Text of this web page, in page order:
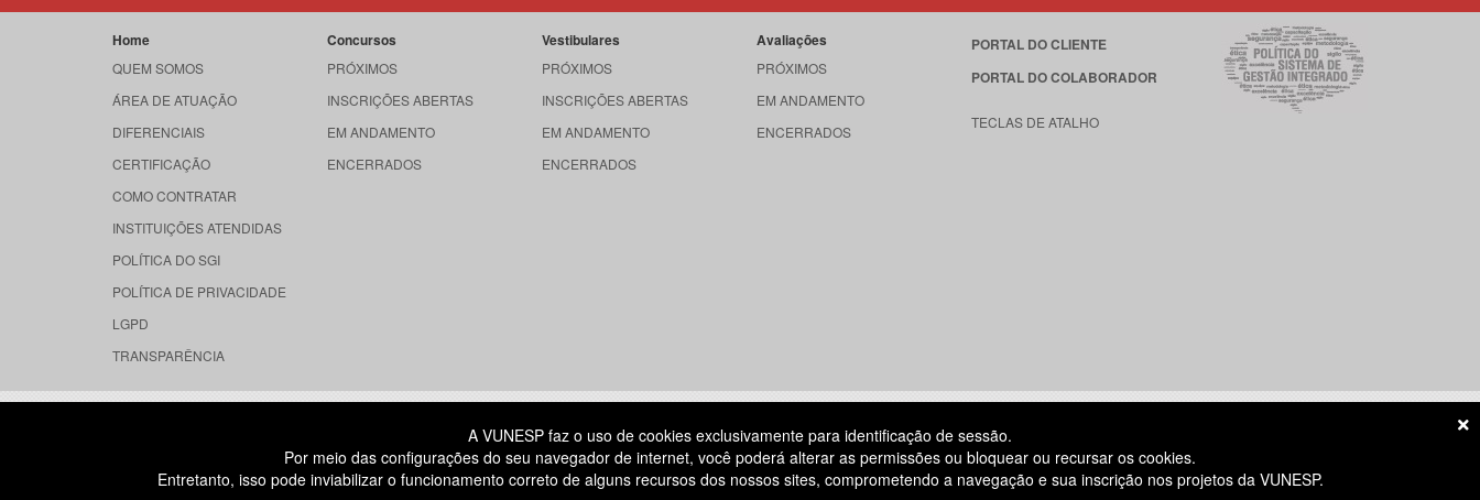
Home
QUEM SOMOS
ÁREA DE ATUAÇÃO
DIFERENCIAIS
CERTIFICAÇÃO
COMO CONTRATAR
INSTITUIÇÕES ATENDIDAS
POLÍTICA DO SGI
POLÍTICA DE PRIVACIDADE
LGPD
TRANSPARÊNCIA
Concursos
PRÓXIMOS
INSCRIÇÕES ABERTAS
EM ANDAMENTO
ENCERRADOS
Vestibulares
PRÓXIMOS
INSCRIÇÕES ABERTAS
EM ANDAMENTO
ENCERRADOS
Avaliações
PRÓXIMOS
EM ANDAMENTO
ENCERRADOS
PORTAL DO CLIENTE
PORTAL DO COLABORADOR
TECLAS DE ATALHO
RUA DONA GERMAINE BURCHARD, 515
ÁGUA BRANCA - SÃO PAULO SP
CEP: 05002-062
ATENDIMENTO AO CANDIDATO
11 3874-6300
DIAS ÚTEISdas 8h às 18h
A VUNESP faz o uso de cookies exclusivamente para identificação de sessão.
Por meio das configurações do seu navegador de internet, você poderá alterar as permissões ou bloquear ou recursar os cookies.
Entretanto, isso pode inviabilizar o funcionamento correto de alguns recursos dos nossos sites, comprometendo a navegação e sua inscrição nos projetos da VUNESP.